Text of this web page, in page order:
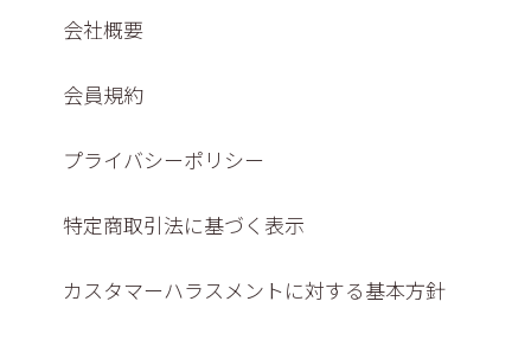
会社概要
会員規約
プライバシーポリシー
特定商取引法に基づく表示
カスタマーハラスメントに対する基本方針